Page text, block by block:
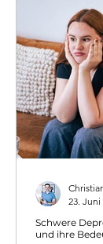
Schwere
und ihre
23. Juni